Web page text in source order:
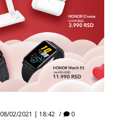
08/02/2021 | 18:42 0